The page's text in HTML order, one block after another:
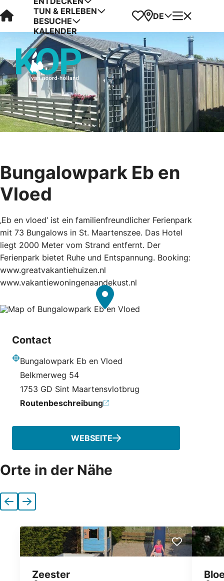
Visit Kop van Holland
TUN & ERLEBEN
BESUCHE
KALENDER
Favoriten
Karte
DE Menü
Bungalowpark Eb en
Vloed
‚Eb en vloed‘ ist ein familienfreundlicher Ferienpark
mit 73 Bungalows in St. Maartenszee. Das Hotel
liegt 2000 Meter vom Strand entfernt. Der
Ferienpark bietet Ruhe und Entspannung. Booking:
www.greatvakantiehuizen.nl
www.vakantiewoningenaandekust.nl
Contact
Adresse
Bungalowpark Eb en Vloed
Belkmerweg 54
1753 GD Sint Maartensvlotbrug
Routenbeschreibung
WEBSEITE
Orte in der Nähe
VorherigeNächste
Zeester